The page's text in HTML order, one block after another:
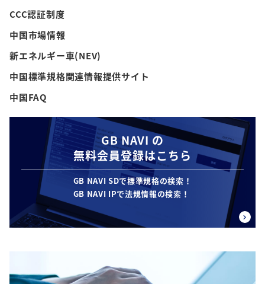
CCC認証制度
中国市場情報
新エネルギー車(NEV)
中国標準規格関連情報提供サイト
中国FAQ
GB NAVI の
無料会員登録はこちら
GB NAVI SDで標準規格の検索！
GB NAVI IPで法規情報の検索！